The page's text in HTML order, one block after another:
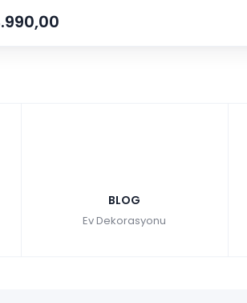
BLOG
Ev Dekorasyonu